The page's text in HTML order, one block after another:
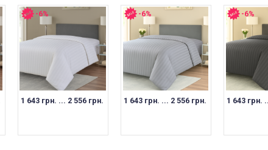
1 643 грн. ... 2 556 грн.
-6%
1 643 грн. ... 2 556 грн.
-6%
1 643 грн.
-6%